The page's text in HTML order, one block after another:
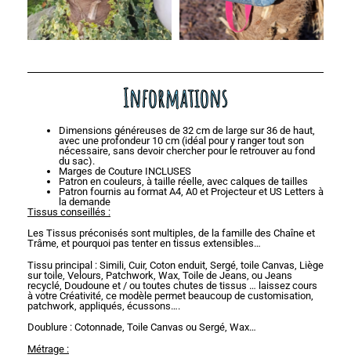
Informations
Dimensions généreuses de 32 cm de large sur 36 de haut,
avec une profondeur 10 cm (idéal pour y ranger tout son
nécessaire, sans devoir chercher pour le retrouver au fond
du sac).
Marges de Couture INCLUSES
Patron en couleurs, à taille réelle, avec calques de tailles
Patron fournis au format A4, A0 et Projecteur et US Letters à
la demande
Tissus conseillés :
Les Tissus préconisés sont multiples, de la famille des Chaîne et
Trâme, et pourquoi pas tenter en tissus extensibles…
Tissu principal : Simili, Cuir, Coton enduit, Sergé, toile Canvas, Liège
sur toile, Velours, Patchwork, Wax, Toile de Jeans, ou Jeans
recyclé, Doudoune et / ou toutes chutes de tissus … laissez cours
à votre Créativité, ce modèle permet beaucoup de customisation,
patchwork, appliqués, écussons….
Doublure : Cotonnade, Toile Canvas ou Sergé, Wax…
Métrage :